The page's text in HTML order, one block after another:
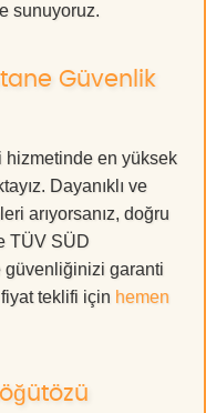
sunuyoruz.
Güvenlik
en yüksek
Dayanıklı ve
arıyorsanız, doğru
TÜV SÜD
güvenliğinizi garanti
teklifi için hemen